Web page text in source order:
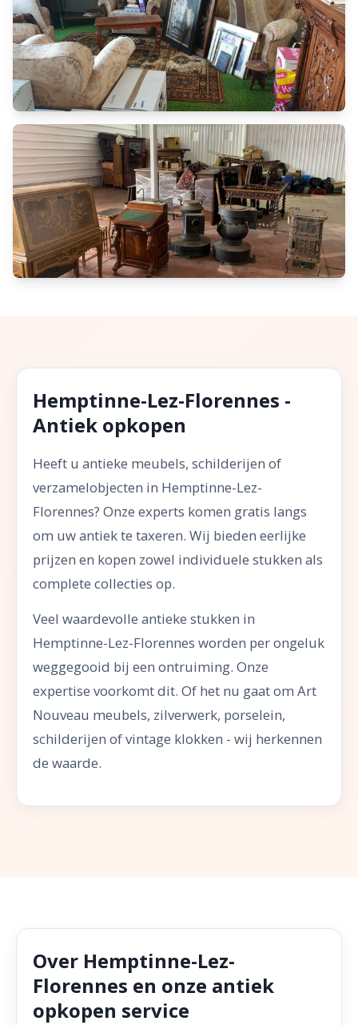
Hemptinne-Lez-Florennes -
Antiek opkopen
Heeft u antieke meubels, schilderijen of
verzamelobjecten in Hemptinne-Lez-
Florennes? Onze experts komen gratis langs
om uw antiek te taxeren. Wij bieden eerlijke
prijzen en kopen zowel individuele stukken als
complete collecties op.
Veel waardevolle antieke stukken in
Hemptinne-Lez-Florennes worden per ongeluk
weggegooid bij een ontruiming. Onze
expertise voorkomt dit. Of het nu gaat om Art
Nouveau meubels, zilverwerk, porselein,
schilderijen of vintage klokken - wij herkennen
de waarde.
Over Hemptinne-Lez-
Florennes en onze antiek
opkopen service